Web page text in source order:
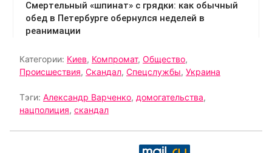
Категории: Киев, Компромат, Общество,
Происшествия, Скандал, Спецслужбы, Украина
Тэги: Александр Варченко, домогательства,
нацполиция, скандал